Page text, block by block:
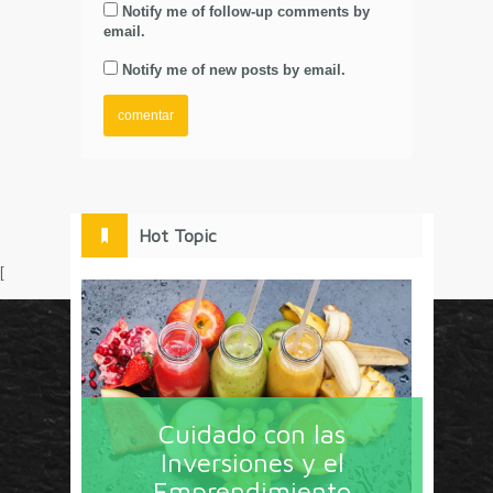
Notify me of follow-up comments by
email.
Notify me of new posts by email.
Hot Topic
Cuidado con las
Inversiones y el
[
Circulo Marketing concentra lo último en estrategias,
herramientas y tendencias con un enfoque en México
y América Latina. La revista contiene lo imprescindible
en tecnología, nuevas herramientas, liderazgo, redes
sociales y nuevas ideas en marketing. Los contenidos